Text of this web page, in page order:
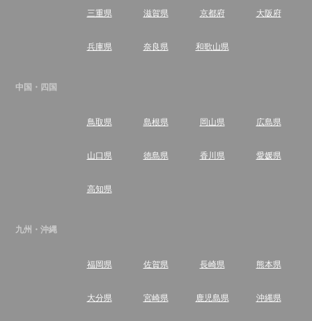
三重県 滋賀県 京都府 大阪府
兵庫県 奈良県 和歌山県
中国・四国
鳥取県 島根県 岡山県 広島県
山口県 徳島県 香川県 愛媛県
高知県
九州・沖縄
福岡県 佐賀県 長崎県 熊本県
大分県 宮崎県 鹿児島県 沖縄県